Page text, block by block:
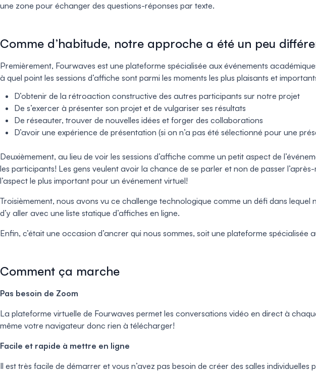
une zone pour échanger des questions-réponses par texte.
Comme d’habitude, notre approche a été un peu
Premièrement, Fourwaves est une plateforme spécialisée aux événements
à quel point les sessions d’affiche sont parmi les moments les plus plaisants et
D’obtenir de la rétroaction constructive des autres participants sur notre projet
De s’exercer à présenter son projet et de vulgariser ses résultats
De réseauter, trouver de nouvelles idées et forger des collaborations
D’avoir une expérience de présentation (si on n’a pas été sélectionné pour une
Deuxièmement, au lieu de voir les sessions d’affiche comme un petit aspect de
les participants! Les gens veulent avoir la chance de se parler et non de passer
l’aspect le plus important pour un événement virtuel!
Troisièmement, nous avons vu ce challenge technologique comme un défi dans
d’y aller avec une liste statique d’affiches en ligne.
Enfin, c’était une occasion d’ancrer qui nous sommes, soit une plateforme spécialisée
Comment ça marche
Pas besoin de Zoom
La plateforme virtuelle de Fourwaves permet les conversations vidéo en direct à
même votre navigateur donc rien à télécharger!
Facile et rapide à mettre en ligne
Il est très facile de démarrer et vous n’avez pas besoin de créer des salles